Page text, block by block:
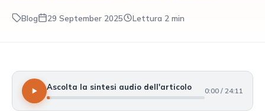
Blog 29 September 2025 Lettura 2 min
Ascolta la sintesi audio dell'articolo 0:00 / 24:11